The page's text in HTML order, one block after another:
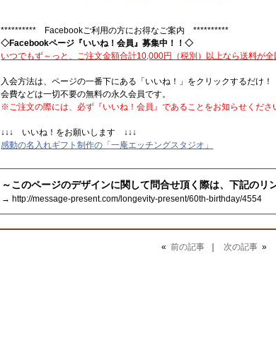
********** Facebookご利用の方にお得なご案内 **********
◇Facebookページ『いいね！会員』募集中！！◇
いつでもず～っと、ご注文金額合計10,000円（税別）以上なら送料が全
入会方法は、ページの一番下にある「いいね！」をクリックするだけ！
会費などは一切不要の無料の永久会員です。
※ご注文の際には、必ず『いいね！会員』であることをお知らせくださ
↓↓↓ いいね！をお願いします ↓↓↓
感動の名入れギフト制作の「一庵エッチングスタジオ」
～このページのデザインに関して問合せ頂く際は、下記のリ
→ http://message-present.com/longevity-present/60th-birthday/4554
« 前の記事 次の記事 »